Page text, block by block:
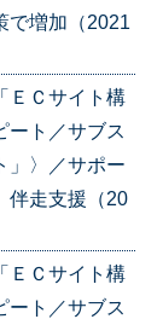
で増加（2021
ＥＣサイト構
ート／サブス
〉／サポー
伴走支援（20
ＥＣサイト構
ート／サブス